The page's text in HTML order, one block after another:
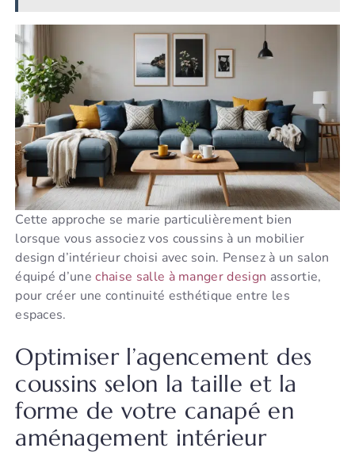
Cette approche se marie particulièrement bien
lorsque vous associez vos coussins à un mobilier
design d’intérieur choisi avec soin. Pensez à un salon
équipé d’unechaise salle à manger design assortie,
pour créer une continuité esthétique entre les
espaces.
Optimiser l’agencement des
coussins selon la taille et la
forme de votre canapé en
aménagement intérieur